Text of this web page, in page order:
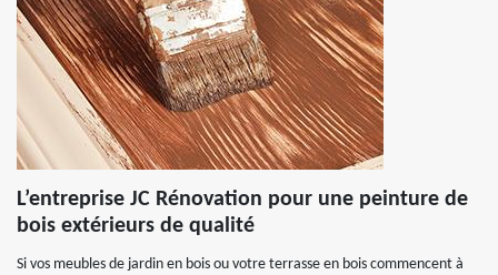
L’entreprise JC Rénovation pour une peinture de
bois extérieurs de qualité
Si vos meubles de jardin en bois ou votre terrasse en bois commencent à